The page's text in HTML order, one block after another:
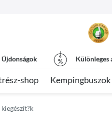
Újdonságok Különleges
shop Kempingbuszok